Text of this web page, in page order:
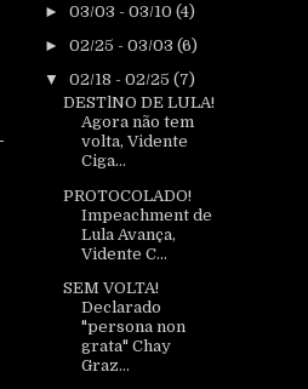
► 03/03 - 03/10 (4)
► 02/25 - 03/03 (6)
▼ 02/18 - 02/25 (7)
DESTlNO DE LULA!
Agora não tem
volta, Vidente
Ciga...
PROTOCOLADO!
Impeachment de
Lula Avança,
Vidente C...
SEM VOLTA!
Declarado
"persona non
grata" Chay
Graz...